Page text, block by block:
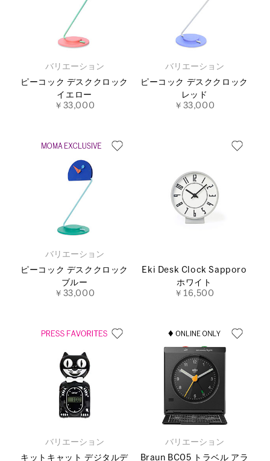
バリエーション
ピーコック デスククロック
イエロー
￥33,000
バリエーション
ピーコック デスククロック
レッド
￥33,000
バリエーション
ピーコック デスククロック
ブルー
￥33,000
Eki Desk Clock Sapporo
ホワイト
￥16,500
バリエーション
キットキャット デジタルデ
バリエーション
Braun BC05 トラベル アラ